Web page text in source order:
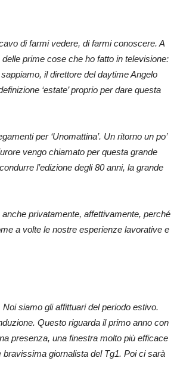
di farmi vedere, di farmi conoscere. A
prime cose che ho fatto in televisione:
sappiamo, il direttore del daytime Angelo
‘estate’ proprio per dare questa
per ‘Unomattina’. Un ritorno un po’
vengo chiamato per questa grande
l’edizione degli 80 anni, la grande
privatamente, affettivamente, perché
a volte le nostre esperienze lavorative e
siamo gli affittuari del periodo estivo.
Questo riguarda il primo anno con
presenza, una finestra molto più efficace
giornalista del Tg1. Poi ci sarà